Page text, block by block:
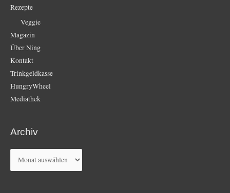
Rezepte
Veggie
Magazin
Über Ning
Kontakt
Trinkgeldkasse
HungryWheel
Mediathek
Archiv